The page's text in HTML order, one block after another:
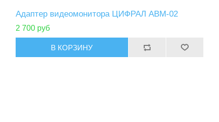
Адаптер видеомонитора ЦИФРАЛ АВМ-02
2 700 руб